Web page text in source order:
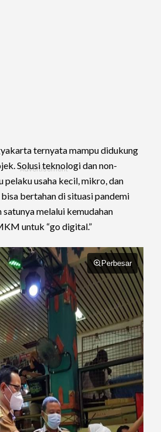
ternyata mampu didukung
Solusi teknologi dan non-
usaha kecil, mikro, dan
bertahan di situasi pandemi
melalui kemudahan
untuk “go digital.”
Perbesar